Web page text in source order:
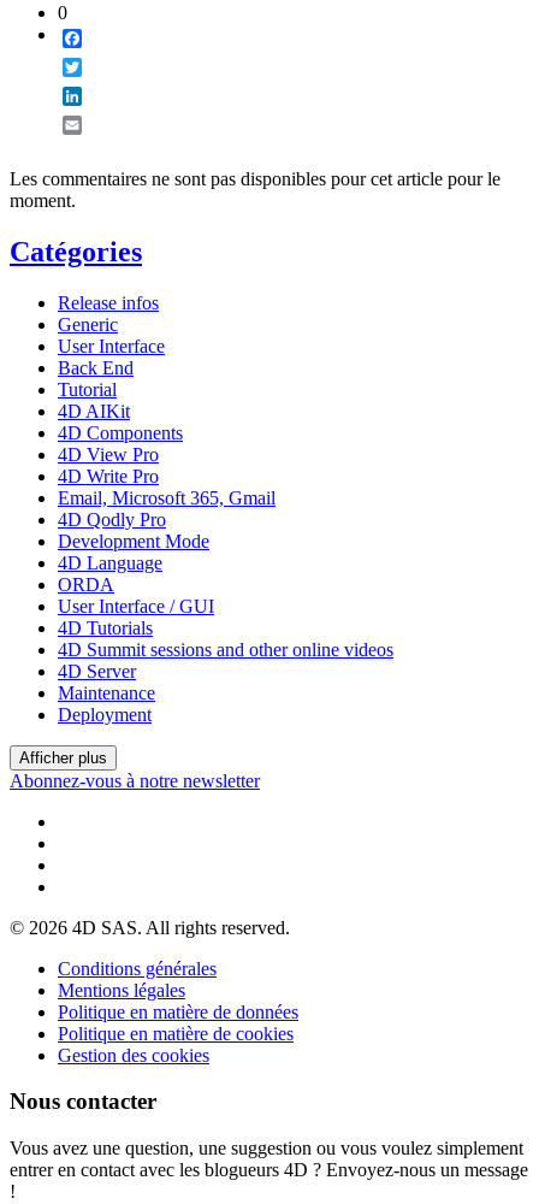
0
Les commentaires ne sont pas disponibles pour cet article pour le
moment.
Catégories
Release infos
Generic
User Interface
Back End
Tutorial
4D AIKit
4D Components
4D View Pro
4D Write Pro
Email, Microsoft 365, Gmail
4D Qodly Pro
Development Mode
4D Language
ORDA
User Interface / GUI
4D Tutorials
4D Summit sessions and other online videos
4D Server
Maintenance
Deployment
Afficher plus
Abonnez-vous à notre newsletter
© 2026 4D SAS. All rights reserved.
Conditions générales
Mentions légales
Politique en matière de données
Politique en matière de cookies
Gestion des cookies
Nous contacter
Vous avez une question, une suggestion ou vous voulez simplement
entrer en contact avec les blogueurs 4D ? Envoyez-nous un message
!